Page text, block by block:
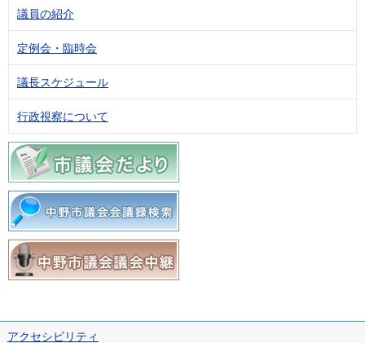
議員の紹介
定例会・臨時会
議長スケジュール
行政視察について
アクセシビリティ